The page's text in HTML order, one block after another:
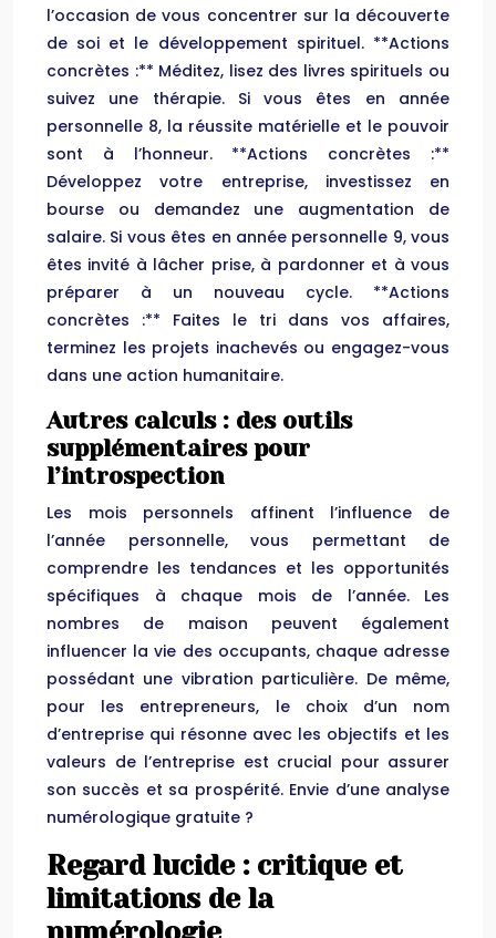
l’occasion de vous concentrer sur la découverte
de soi et le développement spirituel. **Actions
concrètes :** Méditez, lisez des livres spirituels ou
suivez une thérapie. Si vous êtes en année
personnelle 8, la réussite matérielle et le pouvoir
sont à l’honneur. **Actions concrètes :**
Développez votre entreprise, investissez en
bourse ou demandez une augmentation de
salaire. Si vous êtes en année personnelle 9, vous
êtes invité à lâcher prise, à pardonner et à vous
préparer à un nouveau cycle. **Actions
concrètes :** Faites le tri dans vos affaires,
terminez les projets inachevés ou engagez-vous
dans une action humanitaire.
Autres calculs : des outils
supplémentaires pour
l’introspection
Les mois personnels affinent l’influence de
l’année personnelle, vous permettant de
comprendre les tendances et les opportunités
spécifiques à chaque mois de l’année. Les
nombres de maison peuvent également
influencer la vie des occupants, chaque adresse
possédant une vibration particulière. De même,
pour les entrepreneurs, le choix d’un nom
d’entreprise qui résonne avec les objectifs et les
valeurs de l’entreprise est crucial pour assurer
son succès et sa prospérité. Envie d’une analyse
numérologique gratuite ?
Regard lucide : critique et
limitations de la